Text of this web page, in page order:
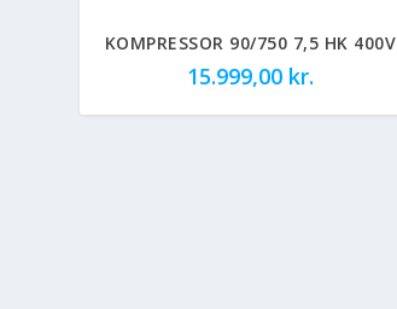
KOMPRESSOR 90/750 7,5 HK 400V
15.999,00 kr.